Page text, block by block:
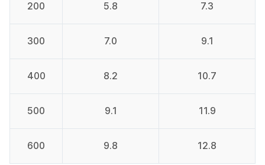
200 5.8 7.3
300 7.0 9.1
400 8.2 10.7
500 9.1 11.9
600 9.8 12.8